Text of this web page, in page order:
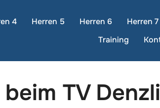
4 Herren 5 Herren 6 Herren 7
Training
TV